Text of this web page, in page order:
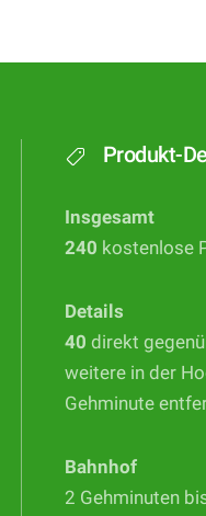
Produkt-
Insgesamt
240 kostenlose
Details
40 direkt
weitere in der
Gehminute
Bahnhof
2 Gehminuten